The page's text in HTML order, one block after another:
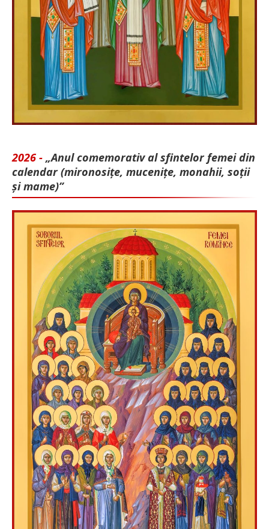
2026 - „Anul comemorativ al sfintelor femei din
calendar (mironosițe, mu­cenițe, monahii, soții
și mame)”